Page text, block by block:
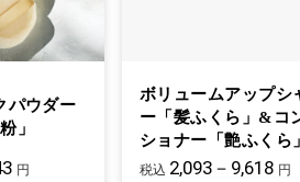
パウダー
」
円
ボリュームアップシ
ー「髪ふくら」&コ
ショナー「艶ふくら」
税込 2,093－9,618 円